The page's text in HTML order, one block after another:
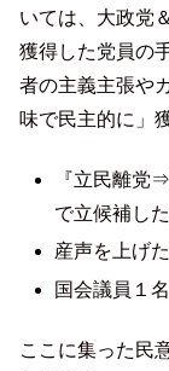
いては、大政党
獲得した党員の
者の主義主張や
味で民主的に」
『立民離党
で立候補し
産声を上げ
国会議員１
ここに集った民